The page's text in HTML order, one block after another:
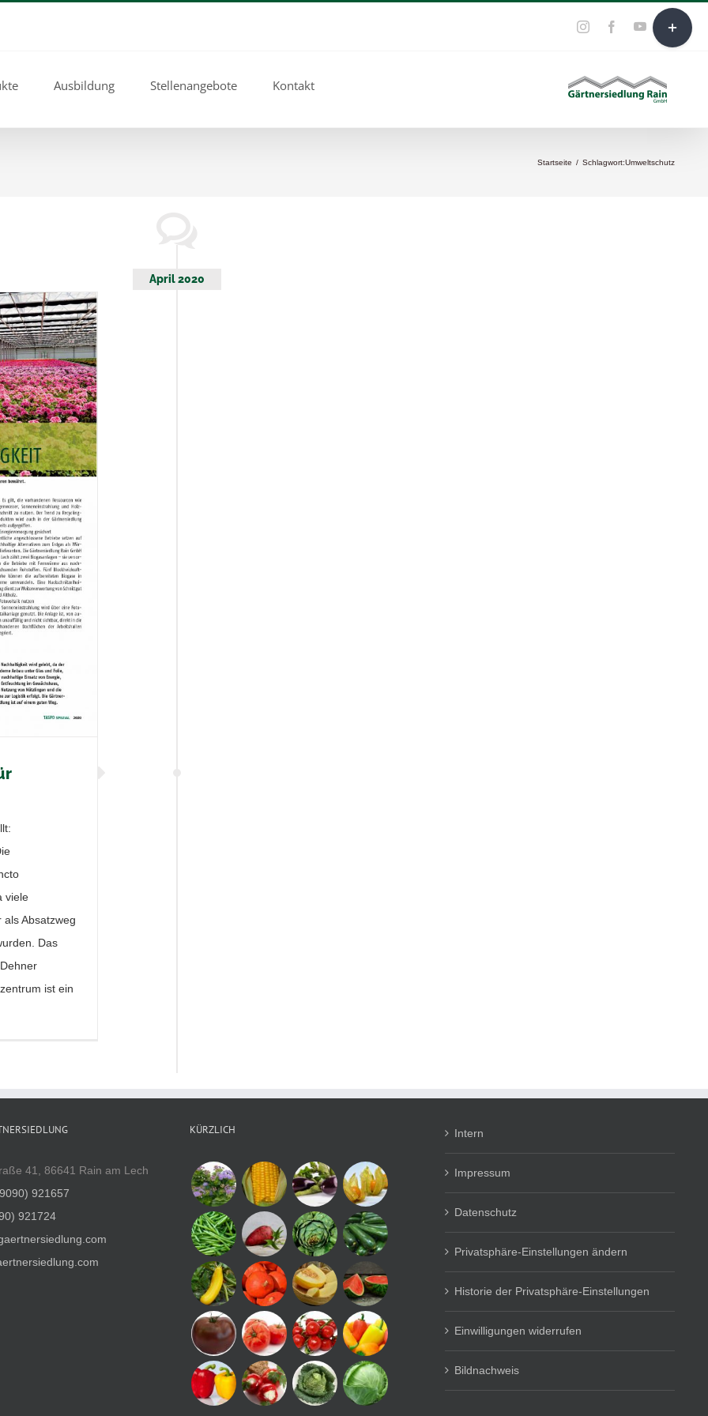
InstagramFacebookYouTube
E-
Mail
Ausbildung Stellenangebote Kontakt
Startseite / Schlagwort:Umweltschutz
April 2020
viele
Absatzweg
Das
ist ein
41, 86641 Rain am Lech
921657
921724
KÜRZLICH Intern
Impressum
Datenschutz
Privatsphäre-Einstellungen ändern
Historie der Privatsphäre-Einstellungen
Einwilligungen widerrufen
Bildnachweis
Toggle
Sliding
Area